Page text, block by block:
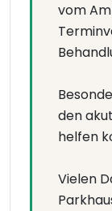
vom
den
helfen
Vielen